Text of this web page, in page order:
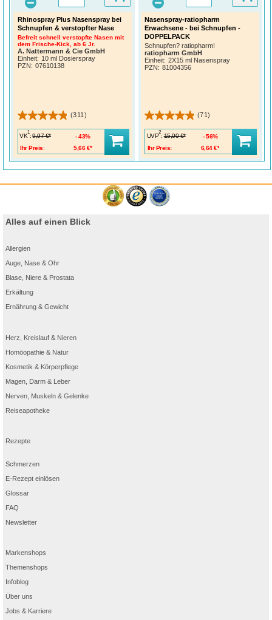
Rhinospray Plus Nasenspray bei
Schnupfen & verstopfter Nase
Befreit schnell verstopfte Nasen mit
dem Frische-Kick, ab 6 Jr.
A. Nattermann & Cie GmbH
Einheit: 10 ml Dosierspray
PZN: 07610138
(311)
VK
1
: 9,97 €*
Ihr Preis:
5,66 €*
43%
Nasenspray-ratiopharm
Erwachsene - bei Schnupfen -
DOPPELPACK
Schnupfen? ratiopharm!
ratiopharm GmbH
Einheit: 2X15 ml Nasenspray
PZN: 81004356
(71)
UVP
2
: 15,00 €*
Ihr Preis:
6,64 €*
56%
Alles auf einen Blick
Allergien
Auge, Nase & Ohr
Blase, Niere & Prostata
Erkältung
Ernährung & Gewicht
Herz, Kreislauf & Nieren
Homöopathie & Natur
Kosmetik & Körperpflege
Magen, Darm & Leber
Nerven, Muskeln & Gelenke
Reiseapotheke
Rezepte
Schmerzen
E-Rezept einlösen
Glossar
FAQ
Newsletter
Markenshops
Themenshops
Infoblog
Über uns
Jobs & Karriere